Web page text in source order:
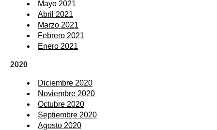
Mayo 2021
Abril 2021
Marzo 2021
Febrero 2021
Enero 2021
2020
Diciembre 2020
Noviembre 2020
Octubre 2020
Septiembre 2020
Agosto 2020